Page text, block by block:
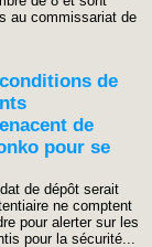
au commissariat de
de
de
pour se
de dépôt serait
ne comptent
pour alerter sur les
pour la sécurité...